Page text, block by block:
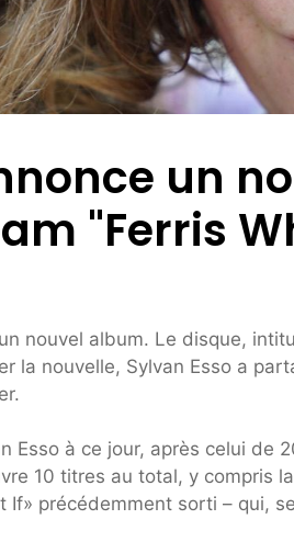
un
"Ferris
nouvel album. Le disque,
la nouvelle, Sylvan Esso a
Esso à ce jour, après celui de
10 titres au total, y compris
If» précédemment sorti – qui,